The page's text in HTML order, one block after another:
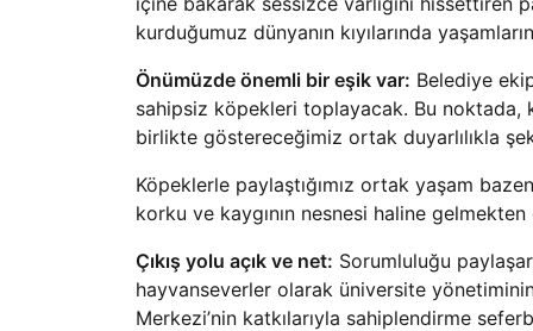
kurduğumuz dünyanın kıyılarında
Önümüzde önemli bir eşik var: Belediye
sahipsiz köpekleri toplayacak. Bu noktada,
birlikte göstereceğimiz ortak duyarlılıkla
Köpeklerle paylaştığımız ortak yaşam
korku ve kaygının nesnesi haline
Çıkış yolu açık ve net: Sorumluluğu
hayvanseverler olarak üniversite
Merkezi’nin katkılarıyla sahiplendirme